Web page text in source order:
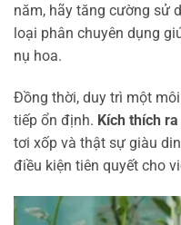
năm, hãy tăng cường sử
loại phân chuyên dụng
nụ hoa.
Đồng thời, duy trì một
tiếp ổn định. Kích thích ra
tơi xốp và thật sự giàu
điều kiện tiên quyết cho